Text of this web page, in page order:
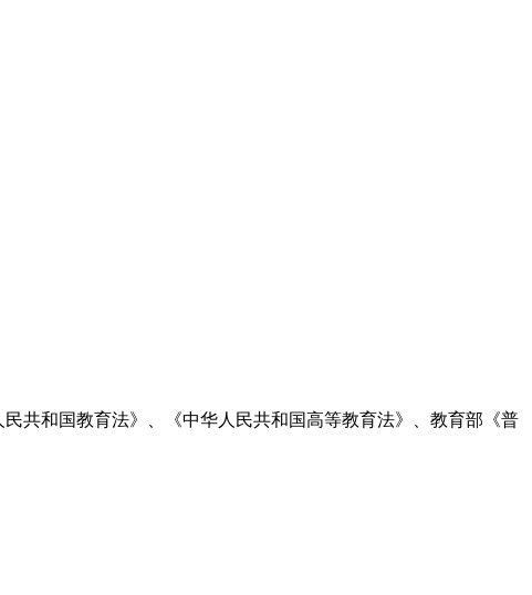
共和国教育法》、《中华人民共和国高等教育法》、教育部《普